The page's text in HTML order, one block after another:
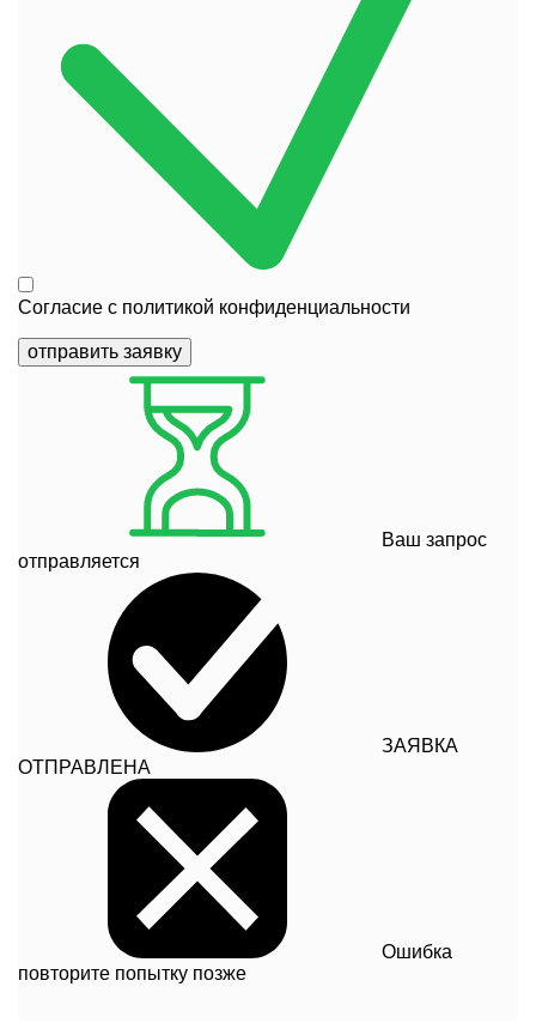
Согласие с политикой конфиденциальности
отправить заявку
Ваш запрос
отправляется
ЗАЯВКА
ОТПРАВЛЕНА
Ошибка
повторите попытку позже